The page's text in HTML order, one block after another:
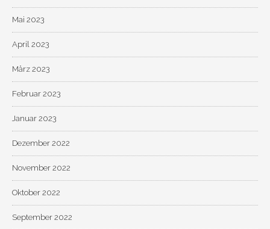
Mai 2023
April 2023
März 2023
Februar 2023
Januar 2023
Dezember 2022
November 2022
Oktober 2022
September 2022